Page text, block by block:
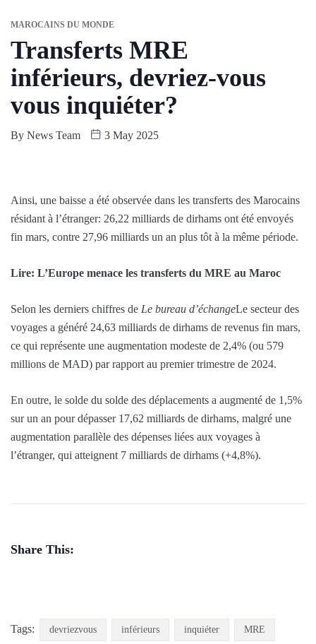
MAROCAINS DU MONDE
Transferts MRE
inférieurs, devriez-vous
vous inquiéter?
By News Team 3 May 2025
Ainsi, une baisse a été observée dans les transferts des Marocains
résidant à l’étranger: 26,22 milliards de dirhams ont été envoyés
fin mars, contre 27,96 milliards un an plus tôt à la même période.
Lire: L’Europe menace les transferts du MRE au Maroc
Selon les derniers chiffres de Le bureau d’échangeLe secteur des
voyages a généré 24,63 milliards de dirhams de revenus fin mars,
ce qui représente une augmentation modeste de 2,4% (ou 579
millions de MAD) par rapport au premier trimestre de 2024.
En outre, le solde du solde des déplacements a augmenté de 1,5%
sur un an pour dépasser 17,62 milliards de dirhams, malgré une
augmentation parallèle des dépenses liées aux voyages à
l’étranger, qui atteignent 7 milliards de dirhams (+4,8%).
Share This:
Tags: devriezvous inférieurs inquiéter MRE